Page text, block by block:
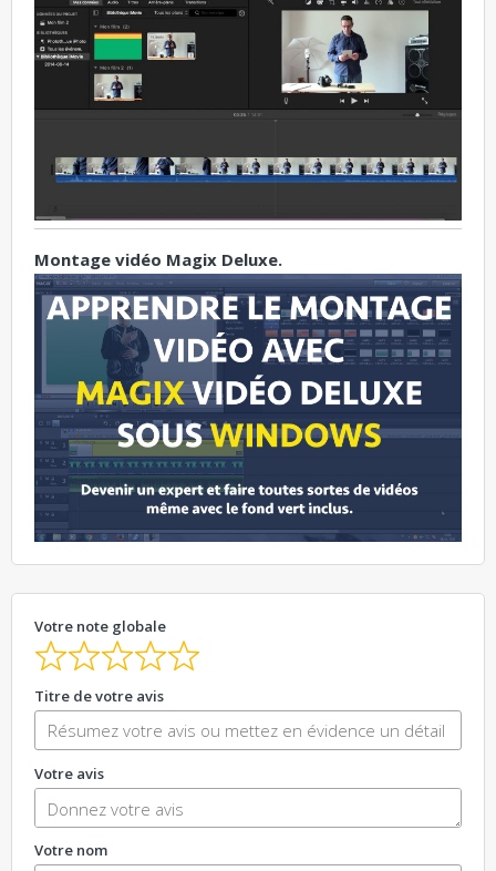
Montage vidéo Magix Deluxe.
Votre note globale
Titre de votre avis
Votre avis
Votre nom